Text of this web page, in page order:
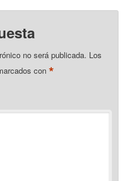
no será publicada. Los
con*